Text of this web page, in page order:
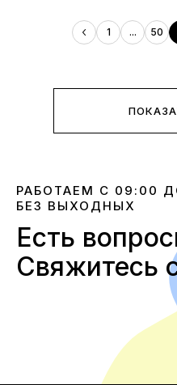
1 ... 50
РАБОТАЕМ С 09:00
БЕЗ ВЫХОДНЫХ
Есть
Свяжитесь